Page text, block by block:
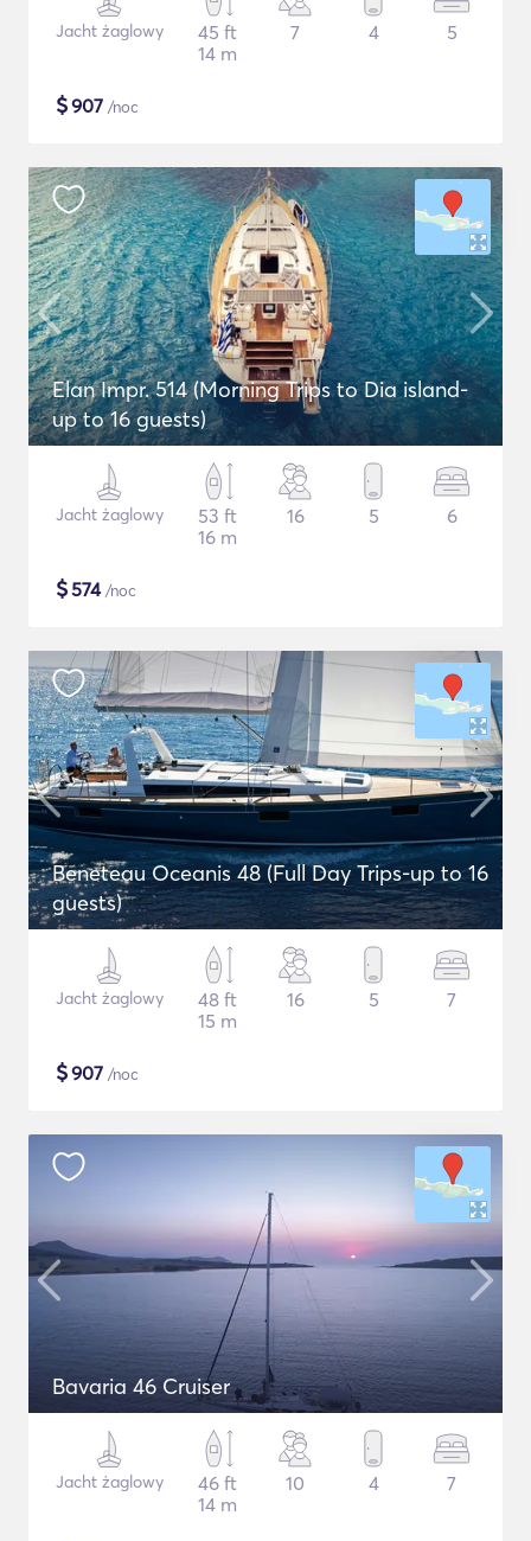
Jacht żaglowy
45 ft
14 m
7 4 5
$907 /noc
Elan Impr. 514 (Morning Trips to Dia island-
up to 16 guests)
Jacht żaglowy
53 ft
16 m
16 5 6
$574/noc
Beneteau Oceanis 48 (Full Day Trips-up to 16
guests)
Jacht żaglowy
48 ft
15 m
16 5 7
$907 /noc
Bavaria 46 Cruiser
Jacht żaglowy
46 ft
14 m
10 4 7